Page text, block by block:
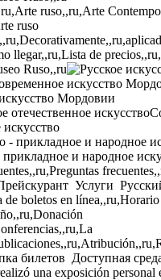
ruso,,ru,Arte
ruso
llegar,,ru,Lista de
Ruso,,ru
Мордовии
искусство
и народное
Услуги
de boletos en línea,,ru,Horario
билетов Доступная
una exposición personal